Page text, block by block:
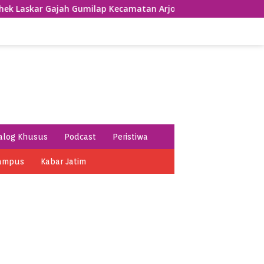
Gumilap Kecamatan Arjosari Usung Tema Sumpah
Khusus Podcast Peristiwa
Kabar Jatim